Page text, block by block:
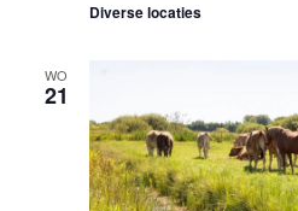
Diverse locaties
WO
21